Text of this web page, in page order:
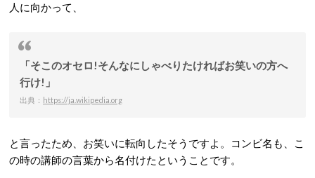
人に向かって、
「そこのオセロ!そんなにしゃべりたければお笑いの方へ
行け!」
出典： https://ja.wikipedia.org
と言ったため、お笑いに転向したそうですよ。コンビ名も、こ
の時の講師の言葉から名付けたということです。